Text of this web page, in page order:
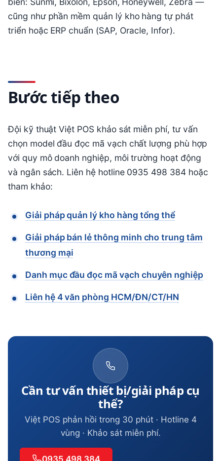
cũng như phần mềm quản lý kho hàng tự phát
triển hoặc ERP chuẩn (SAP, Oracle, Infor).
Bước tiếp theo
Đội kỹ thuật Việt POS khảo sát miễn phí, tư vấn
chọn model đầu đọc mã vạch chất lượng phù hợp
với quy mô doanh nghiệp, môi trường hoạt động
và ngân sách. Liên hệ hotline 0935 498 384 hoặc
tham khảo:
Giải pháp quản lý kho hàng tổng thể
Giải pháp bán lẻ thông minh cho trung tâm
thương mại
Danh mục đầu đọc mã vạch chuyên nghiệp
Liên hệ 4 văn phòng HCM/ĐN/CT/HN
Cần tư vấn thiết bị/giải pháp cụ
thể?
Việt POS phản hồi trong 30 phút · Hotline 4
vùng · Khảo sát miễn phí.